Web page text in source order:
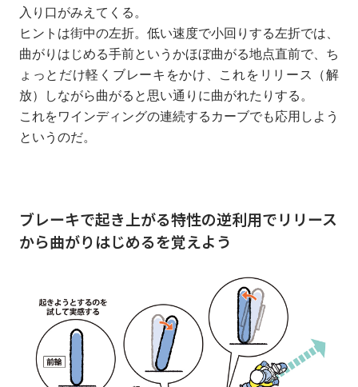
入り口がみえてくる。
ヒントは街中の左折。低い速度で小回りする左折では、
曲がりはじめる手前というかほぼ曲がる地点直前で、ち
ょっとだけ軽くブレーキをかけ、これをリリース（解
放）しながら曲がると思い通りに曲がれたりする。
これをワインディングの連続するカーブでも応用しよう
というのだ。
ブレーキで起き上がる特性の逆利用でリリース
から曲がりはじめるを覚えよう